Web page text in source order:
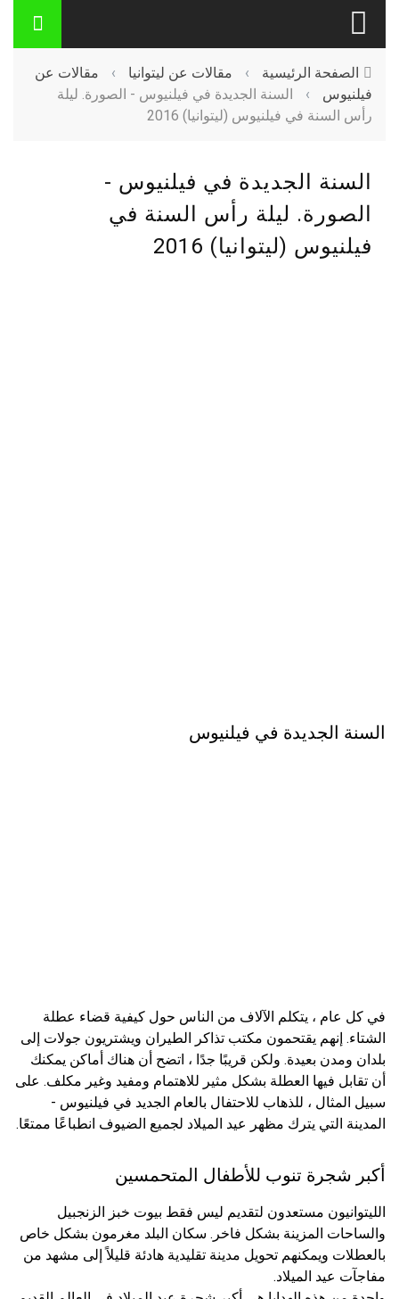
الصفحة الرئيسية › مقالات عن ليتوانيا ›
مقالات عن
فيلنيوس
›
السنة الجديدة في فيلنيوس - الصورة. ليلة
رأس السنة في فيلنيوس (ليتوانيا) 2016
السنة الجديدة في فيلنيوس -
الصورة. ليلة رأس السنة في
فيلنيوس (ليتوانيا) 2016
السنة الجديدة في فيلنيوس
في كل عام ، يتكلم الآلاف من الناس حول كيفية قضاء عطلة
الشتاء. إنهم يقتحمون مكتب تذاكر الطيران ويشتريون جولات إلى
بلدان ومدن بعيدة. ولكن قريبًا جدًا ، اتضح أن هناك أماكن يمكنك
أن تقابل فيها العطلة بشكل مثير للاهتمام ومفيد وغير مكلف. على
سبيل المثال ، للذهاب للاحتفال بالعام الجديد في فيلنيوس -
المدينة التي يترك مظهر عيد الميلاد لجميع الضيوف انطباعًا ممتعًا.
أكبر شجرة تنوب للأطفال المتحمسين
الليتوانيون مستعدون لتقديم ليس فقط بيوت خبز الزنجبيل
والساحات المزينة بشكل فاخر. سكان البلد مغرمون بشكل خاص
بالعطلات ويمكنهم تحويل مدينة تقليدية هادئة قليلاً إلى مشهد من
مفاجآت عيد الميلاد.